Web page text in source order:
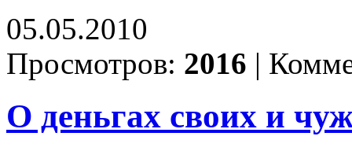
05.05.2010
Просмотров: 2016 |
О деньгах своих и